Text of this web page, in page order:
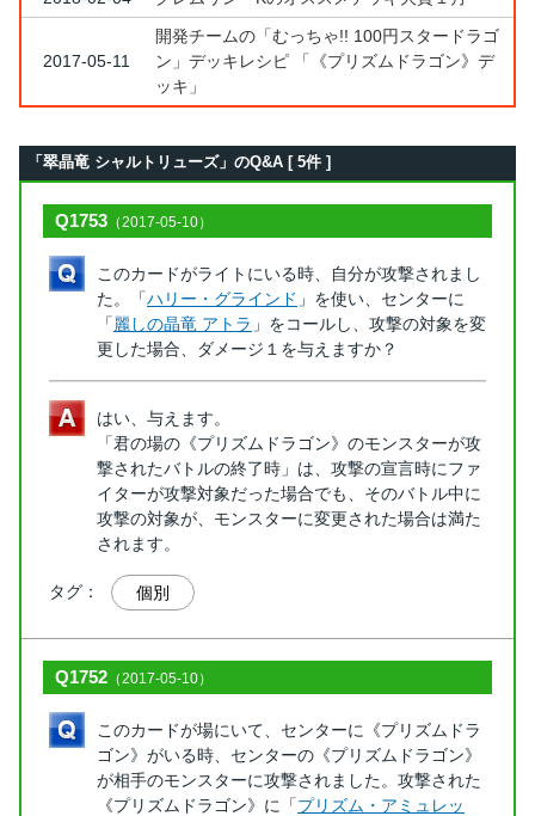
2017-05-11
開発チームの「むっちゃ!! 100円スタードラゴ
ン」デッキレシピ 「《プリズムドラゴン》デ
ッキ」
「翠晶竜 シャルトリューズ」のQ&A [ 5件 ]
Q1753 （2017-05-10）
このカードがライトにいる時、自分が攻撃されまし
た。「ハリー・グラインド 」を使い、センターに
「麗しの晶竜 アトラ 」をコールし、攻撃の対象を変
更した場合、ダメージ１を与えますか？
はい、与えます。
「君の場の《プリズムドラゴン》のモンスターが攻
撃されたバトルの終了時」は、攻撃の宣言時にファ
イターが攻撃対象だった場合でも、そのバトル中に
攻撃の対象が、モンスターに変更された場合は満た
されます。
タグ： 個別
Q1752 （2017-05-10）
このカードが場にいて、センターに《プリズムドラ
ゴン》がいる時、センターの《プリズムドラゴン》
が相手のモンスターに攻撃されました。攻撃された
《プリズムドラゴン》に「プリズム・アミュレッ